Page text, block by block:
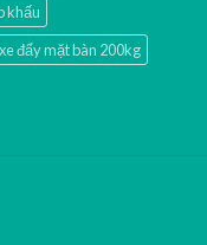
khấu
xe đẩy mặt bàn 200kg